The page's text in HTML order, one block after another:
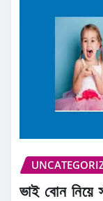
ভাই বোন নিয়ে